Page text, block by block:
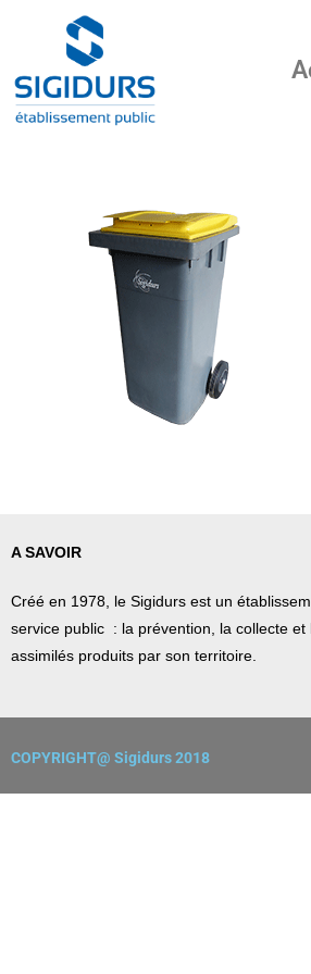
A SAVOIR
Créé en 1978, le Sigidurs est un
service public : la prévention, la collecte
assimilés produits par son territoire.
COPYRIGHT@ Sigidurs 2018